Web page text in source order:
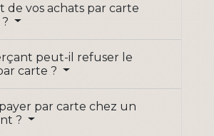
de vos achats par carte
peut-il refuser le
carte ?
par carte chez un
?